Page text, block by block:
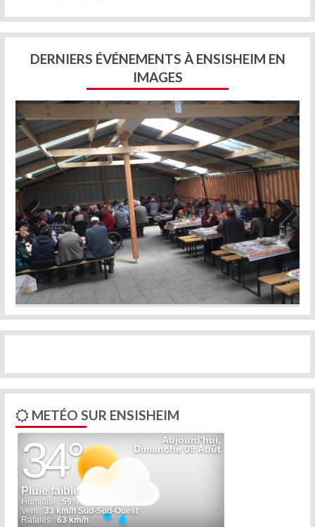
DERNIERS ÉVÉNEMENTS À ENSISHEIM EN
IMAGES
Previous Next
METÉO SUR ENSISHEIM